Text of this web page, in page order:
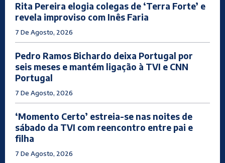
Rita Pereira elogia colegas de ‘Terra Forte’ e
revela improviso com Inês Faria
7 De Agosto, 2026
Pedro Ramos Bichardo deixa Portugal por
seis meses e mantém ligação à TVI e CNN
Portugal
7 De Agosto, 2026
‘Momento Certo’ estreia-se nas noites de
sábado da TVI com reencontro entre pai e
filha
7 De Agosto, 2026